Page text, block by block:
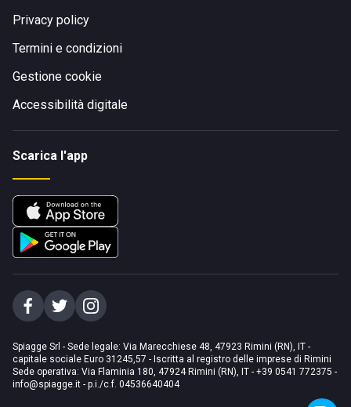
Privacy policy
Termini e condizioni
Gestione cookie
Accessibilità digitale
Scarica l'app
Spiagge Srl - Sede legale: Via Marecchiese 48, 47923 Rimini (RN), IT -
capitale sociale Euro 31245,57 - Iscritta al registro delle imprese di Rimini
Sede operativa: Via Flaminia 180, 47924 Rimini (RN), IT - +39 0541 772375 -
info@spiagge.it - p.i./c.f. 04536640404